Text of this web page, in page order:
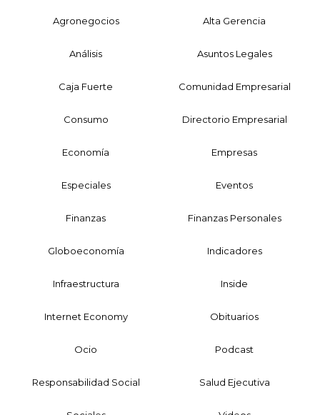
Agronegocios Alta Gerencia
Análisis Asuntos Legales
Caja Fuerte Comunidad Empresarial
Consumo Directorio Empresarial
Economía Empresas
Especiales Eventos
Finanzas Finanzas Personales
Globoeconomía Indicadores
Infraestructura Inside
Internet Economy Obituarios
Ocio Podcast
Responsabilidad Social Salud Ejecutiva